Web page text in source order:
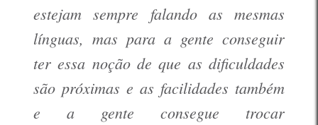
estejam sempre falando as mesmas
línguas, mas para a gente conseguir
ter essa noção de que as dificuldades
são próximas e as facilidades também
e a gente consegue trocar